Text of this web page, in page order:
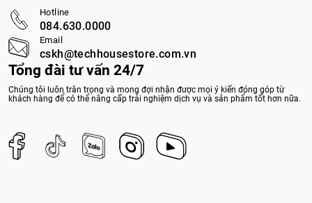
Tổng đài tư vấn 24/7
Chúng tôi luôn trân trọng và mong đợi nhận được mọi ý kiến đóng góp từ
khách hàng để có thể nâng cấp trải nghiệm dịch vụ và sản phẩm tốt hơn nữa.
Hotline
084.630.0000
Email
cskh@techhousestore.com.vn